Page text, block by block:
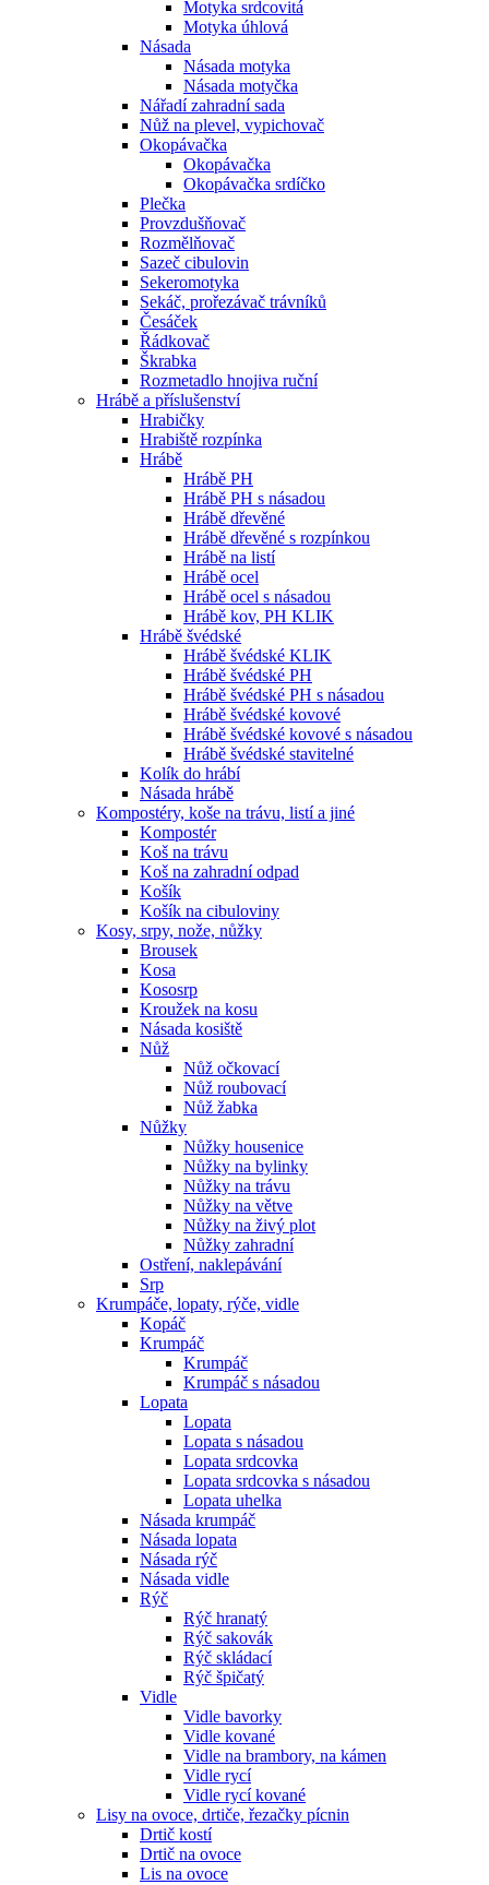
Motyka srdcovitá
Motyka úhlová
Násada
Násada motyka
Násada motyčka
Nářadí zahradní sada
Nůž na plevel, vypichovač
Okopávačka
Okopávačka
Okopávačka srdíčko
Plečka
Provzdušňovač
Rozmělňovač
Sazeč cibulovin
Sekeromotyka
Sekáč, prořezávač trávníků
Česáček
Řádkovač
Škrabka
Rozmetadlo hnojiva ruční
Hrábě a příslušenství
Hrabičky
Hrabiště rozpínka
Hrábě
Hrábě PH
Hrábě PH s násadou
Hrábě dřevěné
Hrábě dřevěné s rozpínkou
Hrábě na listí
Hrábě ocel
Hrábě ocel s násadou
Hrábě kov, PH KLIK
Hrábě švédské
Hrábě švédské KLIK
Hrábě švédské PH
Hrábě švédské PH s násadou
Hrábě švédské kovové
Hrábě švédské kovové s násadou
Hrábě švédské stavitelné
Kolík do hrábí
Násada hrábě
Kompostéry, koše na trávu, listí a jiné
Kompostér
Koš na trávu
Koš na zahradní odpad
Košík
Košík na cibuloviny
Kosy, srpy, nože, nůžky
Brousek
Kosa
Kososrp
Kroužek na kosu
Násada kosiště
Nůž
Nůž očkovací
Nůž roubovací
Nůž žabka
Nůžky
Nůžky housenice
Nůžky na bylinky
Nůžky na trávu
Nůžky na větve
Nůžky na živý plot
Nůžky zahradní
Ostření, naklepávání
Srp
Krumpáče, lopaty, rýče, vidle
Kopáč
Krumpáč
Krumpáč
Krumpáč s násadou
Lopata
Lopata
Lopata s násadou
Lopata srdcovka
Lopata srdcovka s násadou
Lopata uhelka
Násada krumpáč
Násada lopata
Násada rýč
Násada vidle
Rýč
Rýč hranatý
Rýč sakovák
Rýč skládací
Rýč špičatý
Vidle
Vidle bavorky
Vidle kované
Vidle na brambory, na kámen
Vidle rycí
Vidle rycí kované
Lisy na ovoce, drtiče, řezačky pícnin
Drtič kostí
Drtič na ovoce
Lis na ovoce